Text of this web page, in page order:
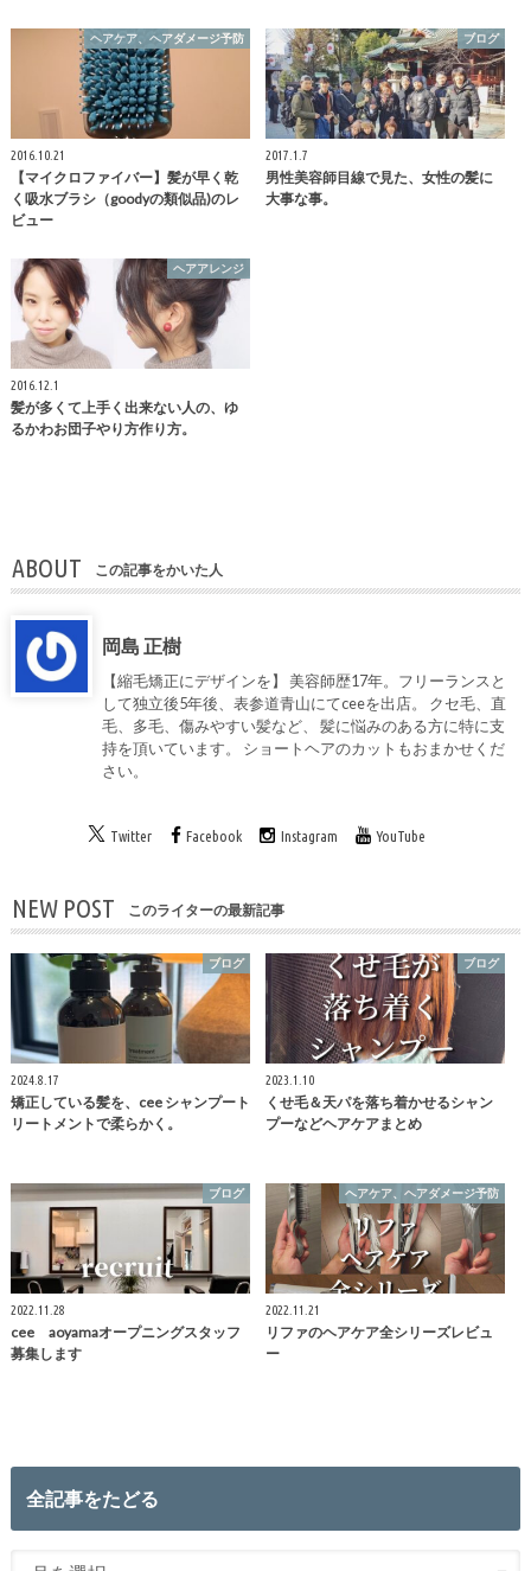
ヘアケア、ヘアダメージ予防
2016.10.21
【マイクロファイバー】髪が早く乾
く吸水ブラシ（goodyの類似品)のレ
ビュー
ブログ
2017.1.7
男性美容師目線で見た、女性の髪に
大事な事。
ヘアアレンジ
2016.12.1
髪が多くて上手く出来ない人の、ゆ
るかわお団子やり方作り方。
ABOUT この記事をかいた人
岡島 正樹
【縮毛矯正にデザインを】 美容師歴17年。フリーランスと
して独立後5年後、表参道青山にてceeを出店。 クセ毛、直
毛、多毛、傷みやすい髪など、 髪に悩みのある方に特に支
持を頂いています。 ショートヘアのカットもおまかせくだ
さい。
Twitter Facebook Instagram YouTube
NEW POST このライターの最新記事
ブログ
2024.8.17
矯正している髪を、cee シャンプート
リートメントで柔らかく。
ブログ
2023.1.10
くせ毛＆天パを落ち着かせるシャン
プーなどヘアケアまとめ
ブログ
2022.11.28
cee aoyamaオープニングスタッフ
募集します
ヘアケア、ヘアダメージ予防
2022.11.21
リファのヘアケア全シリーズレビュ
ー
全記事をたどる